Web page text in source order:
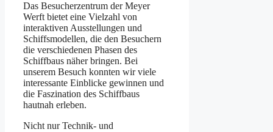
Das Besucherzentrum der Meyer
Werft bietet eine Vielzahl von
interaktiven Ausstellungen und
Schiffsmodellen, die den Besuchern
die verschiedenen Phasen des
Schiffbaus näher bringen. Bei
unserem Besuch konnten wir viele
interessante Einblicke gewinnen und
die Faszination des Schiffbaus
hautnah erleben.
Nicht nur Technik- und